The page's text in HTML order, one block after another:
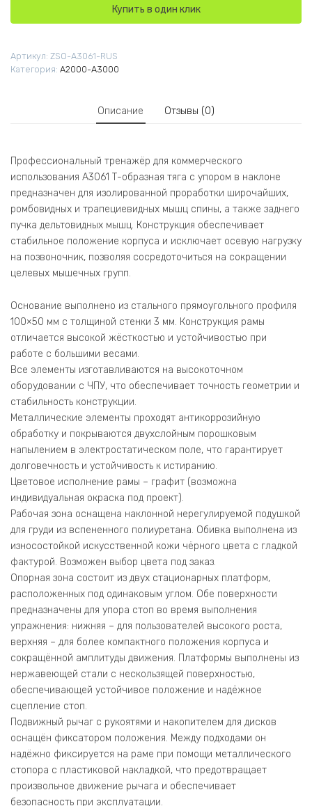
Купить в один клик
Артикул: ZSO-A3061-RUS
Категория: A2000-A3000
Описание Отзывы (0)
Профессиональный тренажёр для коммерческого
использования A3061 Т-образная тяга с упором в наклоне
предназначен для изолированной проработки широчайших,
ромбовидных и трапециевидных мышц спины, а также заднего
пучка дельтовидных мышц. Конструкция обеспечивает
стабильное положение корпуса и исключает осевую нагрузку
на позвоночник, позволяя сосредоточиться на сокращении
целевых мышечных групп.
Основание выполнено из стального прямоугольного профиля
100×50 мм с толщиной стенки 3 мм. Конструкция рамы
отличается высокой жёсткостью и устойчивостью при
работе с большими весами.
Все элементы изготавливаются на высокоточном
оборудовании с ЧПУ, что обеспечивает точность геометрии и
стабильность конструкции.
Металлические элементы проходят антикоррозийную
обработку и покрываются двухслойным порошковым
напылением в электростатическом поле, что гарантирует
долговечность и устойчивость к истиранию.
Цветовое исполнение рамы – графит (возможна
индивидуальная окраска под проект).
Рабочая зона оснащена наклонной нерегулируемой подушкой
для груди из вспененного полиуретана. Обивка выполнена из
износостойкой искусственной кожи чёрного цвета с гладкой
фактурой. Возможен выбор цвета под заказ.
Опорная зона состоит из двух стационарных платформ,
расположенных под одинаковым углом. Обе поверхности
предназначены для упора стоп во время выполнения
упражнения: нижняя – для пользователей высокого роста,
верхняя – для более компактного положения корпуса и
сокращённой амплитуды движения. Платформы выполнены из
нержавеющей стали с нескользящей поверхностью,
обеспечивающей устойчивое положение и надёжное
сцепление стоп.
Подвижный рычаг с рукоятями и накопителем для дисков
оснащён фиксатором положения. Между подходами он
надёжно фиксируется на раме при помощи металлического
стопора с пластиковой накладкой, что предотвращает
произвольное движение рычага и обеспечивает
безопасность при эксплуатации.